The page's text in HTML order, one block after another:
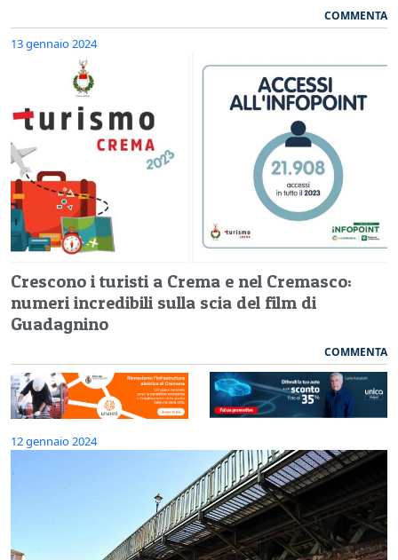
COMMENTA
13 gennaio 2024
Crescono i turisti a Crema e nel Cremasco:
numeri incredibili sulla scia del film di
Guadagnino
COMMENTA
12 gennaio 2024